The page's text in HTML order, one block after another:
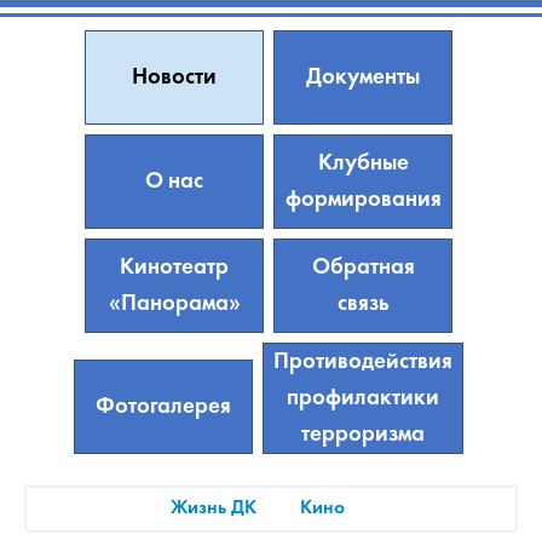
Новости Документы
О нас
Клубные
формирования
Кинотеатр
«Панорама»
Обратная
связь
Фотогалерея
Противодействия
профилактики
терроризма
Жизнь ДК Кино